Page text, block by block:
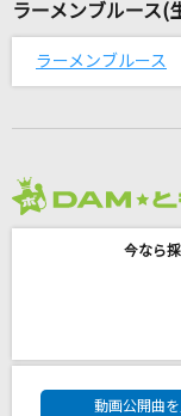
曖歌
ファンキー加藤
決戦スピリット
ラーメンブルース(
ラーメンブルース
今なら
DAM★
動画公開曲を